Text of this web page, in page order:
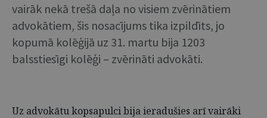
vairāk nekā trešā daļa no visiem zvērinātiem
advokātiem, šis nosacījums tika izpildīts, jo
kopumā kolēģijā uz 31. martu bija 1203
balsstiesīgi kolēģi – zvērināti advokāti.
Uz advokātu kopsapulci bija ieradušies arī vairāki